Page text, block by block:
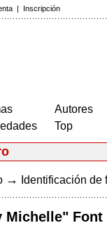
| Inscripción
Autores
Top
→ Identificación de
Michelle" Font